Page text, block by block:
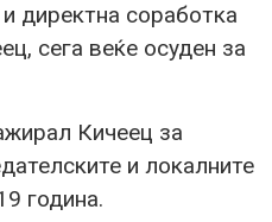
директна соработка
сега веќе осуден за
Кичеец за
и локалните
година.